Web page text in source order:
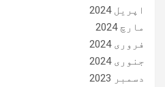
اپریل 2024
مارچ 2024
فروری 2024
جنوری 2024
دسمبر 2023